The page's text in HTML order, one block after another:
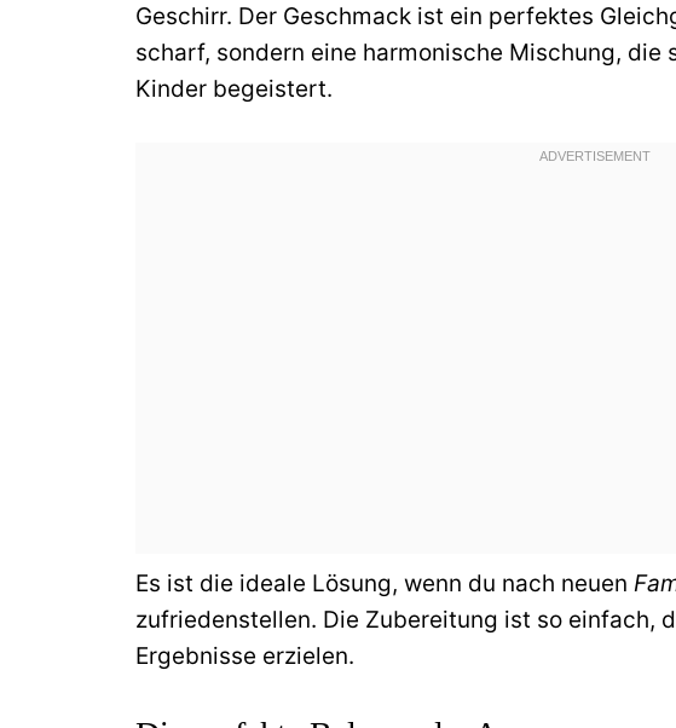
Geschirr. Der Geschmack ist ein perfektes
scharf, sondern eine harmonische Mischung, die
Kinder begeistert.
Es ist die ideale Lösung, wenn du nach neuen
zufriedenstellen. Die Zubereitung ist so einfach,
Ergebnisse erzielen.